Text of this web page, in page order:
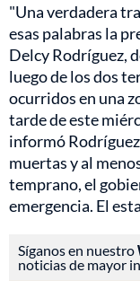
"Una verdadera
esas palabras la
Delcy Rodríguez,
luego de los dos
ocurridos en una
tarde de este
informó
muertas y al
temprano, el
emergencia. El
Síganos en nuestro
noticias de mayor